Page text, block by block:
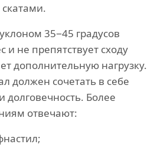
35−45 градусов
не препятствует сходу
дополнительную нагрузку.
должен сочетать в себе
долговечность. Более
отвечают: